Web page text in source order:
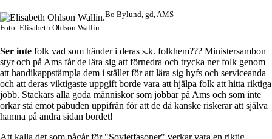
Bo Bylund, gd, AMS
Foto: Elisabeth Ohlson Wallin
Ser inte folk vad som händer i deras s.k. folkhem??? Ministersambon
styr och på Ams får de lära sig att förnedra och trycka ner folk genom
att handikappstämpla dem i stället för att lära sig hyfs och serviceanda
och att deras viktigaste uppgift borde vara att hjälpa folk att hitta riktiga
jobb. Stackars alla goda människor som jobbar på Ams och som inte
orkar stå emot påbuden uppifrån för att de då kanske riskerar att själva
hamna på andra sidan bordet!